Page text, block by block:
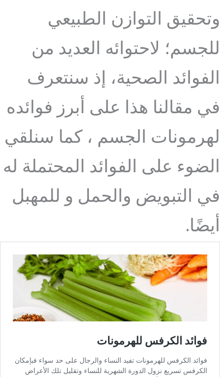
وتحقيق التوازن الطبيعي
للجسم؛ لاحتوائه العديد من
الفوائد الصحية، إذ سنتعرف
في مقالنا هذا على أبرز فوائده
لهرمونات الجسم ، كما سنلقي
الضوء على الفوائد المحتملة له
في التبويض والحمل و للمهبل
أيضًا.